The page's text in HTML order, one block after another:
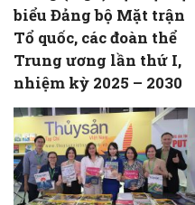
biểu Đảng bộ Mặt trận
Tổ quốc, các đoàn thể
Trung ương lần thứ I,
nhiệm kỳ 2025 – 2030